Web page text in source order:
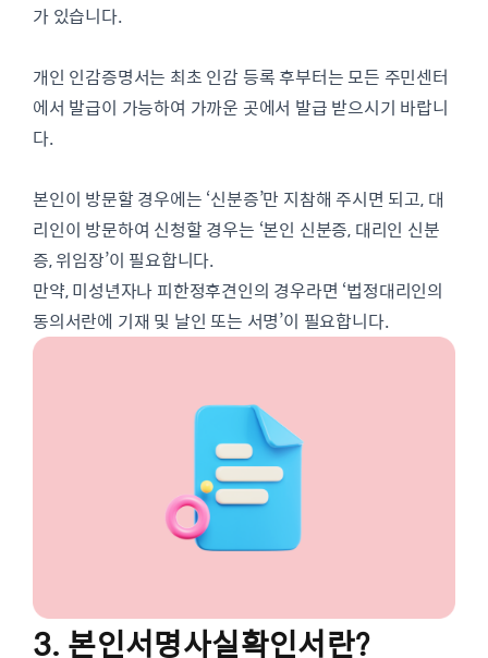
가 있습니다.
개인 인감증명서는 최초 인감 등록 후부터는 모든 주민센터
에서 발급이 가능하여 가까운 곳에서 발급 받으시기 바랍니
다.
본인이 방문할 경우에는 ‘신분증’만 지참해 주시면 되고, 대
리인이 방문하여 신청할 경우는 ‘본인 신분증, 대리인 신분
증, 위임장’이 필요합니다.
만약, 미성년자나 피한정후견인의 경우라면 ‘법정대리인의
동의서란에 기재 및 날인 또는 서명’이 필요합니다.
3. 본인서명사실확인서란?